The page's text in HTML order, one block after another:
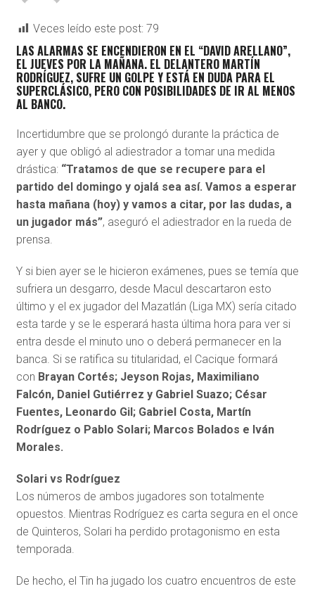
Veces leído este post: 79
LAS ALARMAS SE ENCENDIERON EN EL “DAVID ARELLANO”,
EL JUEVES POR LA MAÑANA. EL DELANTERO MARTÍN
RODRÍGUEZ, SUFRE UN GOLPE Y ESTÁ EN DUDA PARA EL
SUPERCLÁSICO, PERO CON POSIBILIDADES DE IR AL MENOS
AL BANCO.
Incertidumbre que se prolongó durante la práctica de
ayer y que obligó al adiestrador a tomar una medida
drástica: “Tratamos de que se recupere para el
partido del domingo y ojalá sea así. Vamos a esperar
hasta mañana (hoy) y vamos a citar, por las dudas, a
un jugador más”, aseguró el adiestrador en la rueda de
prensa.
Y si bien ayer se le hicieron exámenes, pues se temía que
sufriera un desgarro, desde Macul descartaron esto
último y el ex jugador del Mazatlán (Liga MX) sería citado
esta tarde y se le esperará hasta última hora para ver si
entra desde el minuto uno o deberá permanecer en la
banca. Si se ratifica su titularidad, el Cacique formará
con Brayan Cortés; Jeyson Rojas, Maximiliano
Falcón, Daniel Gutiérrez y Gabriel Suazo; César
Fuentes, Leonardo Gil; Gabriel Costa, Martín
Rodríguez o Pablo Solari; Marcos Bolados e Iván
Morales.
Solari vs Rodríguez
Los números de ambos jugadores son totalmente
opuestos. Mientras Rodríguez es carta segura en el once
de Quinteros, Solari ha perdido protagonismo en esta
temporada.
De hecho, el Tin ha jugado los cuatro encuentros de este